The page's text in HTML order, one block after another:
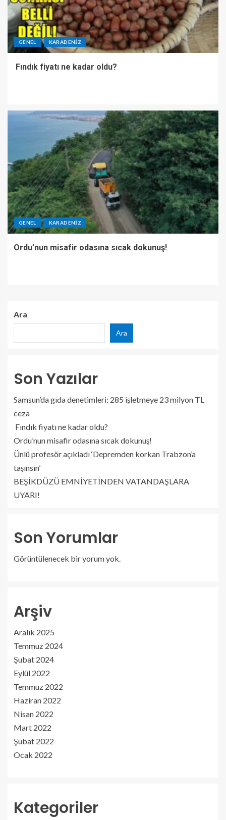
GENEL KARADENIZ
Fındık fiyatı ne kadar oldu?
GENEL KARADENIZ
Ordu’nun misafir odasına sıcak dokunuş!
Ara
Ara
Son Yazılar
Samsun’da gıda denetimleri: 285 işletmeye 23 milyon TL
ceza
Fındık fiyatı ne kadar oldu?
Ordu’nun misafir odasına sıcak dokunuş!
Ünlü profesör açıkladı ‘Depremden korkan Trabzon’a
taşınsın’
BEŞİKDÜZÜ EMNİYETİNDEN VATANDAŞLARA
UYARI!
Son Yorumlar
Görüntülenecek bir yorum yok.
Arşiv
Aralık 2025
Temmuz 2024
Şubat 2024
Eylül 2022
Temmuz 2022
Haziran 2022
Nisan 2022
Mart 2022
Şubat 2022
Ocak 2022
Kategoriler